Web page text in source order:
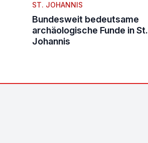
ST. JOHANNIS
Bundesweit bedeutsame
archäologische Funde in St.
Johannis